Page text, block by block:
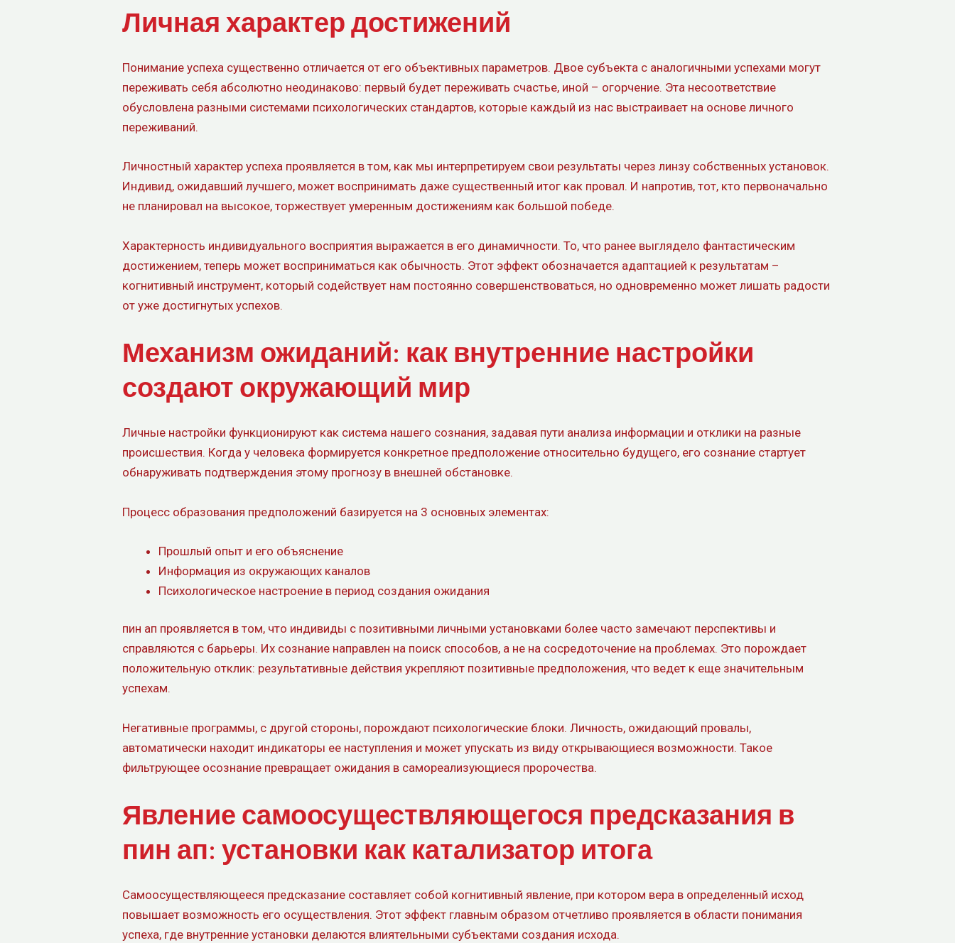
Личная характер достижений
Понимание успеха существенно отличается от его объективных параметров. Двое субъекта с аналогичными успехами могут
переживать себя абсолютно неодинаково: первый будет переживать счастье, иной – огорчение. Эта несоответствие
обусловлена разными системами психологических стандартов, которые каждый из нас выстраивает на основе личного
переживаний.
Личностный характер успеха проявляется в том, как мы интерпретируем свои результаты через линзу собственных установок.
Индивид, ожидавший лучшего, может воспринимать даже существенный итог как провал. И напротив, тот, кто первоначально
не планировал на высокое, торжествует умеренным достижениям как большой победе.
Характерность индивидуального восприятия выражается в его динамичности. То, что ранее выглядело фантастическим
достижением, теперь может восприниматься как обычность. Этот эффект обозначается адаптацией к результатам –
когнитивный инструмент, который содействует нам постоянно совершенствоваться, но одновременно может лишать радости
от уже достигнутых успехов.
Механизм ожиданий: как внутренние настройки
создают окружающий мир
Личные настройки функционируют как система нашего сознания, задавая пути анализа информации и отклики на разные
происшествия. Когда у человека формируется конкретное предположение относительно будущего, его сознание стартует
обнаруживать подтверждения этому прогнозу в внешней обстановке.
Процесс образования предположений базируется на 3 основных элементах:
Прошлый опыт и его объяснение
Информация из окружающих каналов
Психологическое настроение в период создания ожидания
пин ап проявляется в том, что индивиды с позитивными личными установками более часто замечают перспективы и
справляются с барьеры. Их сознание направлен на поиск способов, а не на сосредоточение на проблемах. Это порождает
положительную отклик: результативные действия укрепляют позитивные предположения, что ведет к еще значительным
успехам.
Негативные программы, с другой стороны, порождают психологические блоки. Личность, ожидающий провалы,
автоматически находит индикаторы ее наступления и может упускать из виду открывающиеся возможности. Такое
фильтрующее осознание превращает ожидания в самореализующиеся пророчества.
Явление самоосуществляющегося предсказания в
пин ап: установки как катализатор итога
Самоосуществляющееся предсказание составляет собой когнитивный явление, при котором вера в определенный исход
повышает возможность его осуществления. Этот эффект главным образом отчетливо проявляется в области понимания
успеха, где внутренние установки делаются влиятельными субъектами создания исхода.